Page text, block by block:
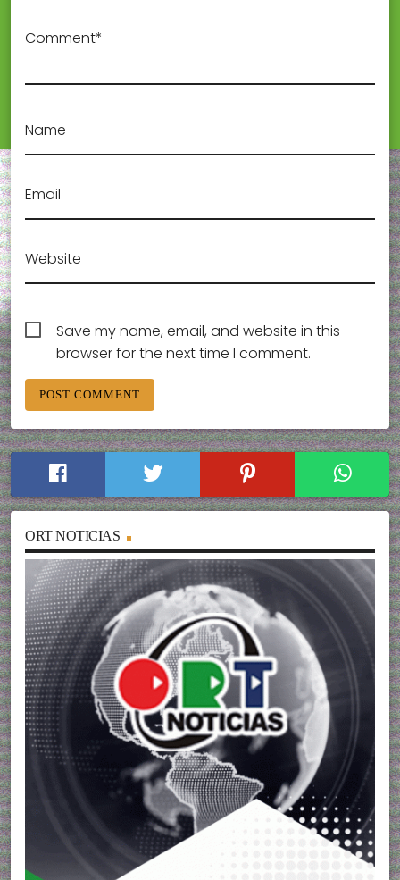
Comment*
Name
Email
Website
Save my name, email, and website in this
browser for the next time I comment.
ORT NOTICIAS